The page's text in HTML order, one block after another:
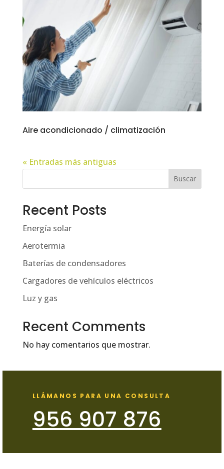
Aire acondicionado / climatización
« Entradas más antiguas
Buscar
Recent Posts
Energía solar
Aerotermia
Baterías de condensadores
Cargadores de vehículos eléctricos
Luz y gas
Recent Comments
No hay comentarios que mostrar.
LLÁMANOS PARA UNA CONSULTA
956 907 876